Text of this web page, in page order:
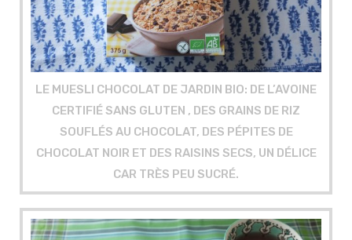
LE MUESLI CHOCOLAT DE JARDIN BIO: DE L’AVOINE
CERTIFIÉ SANS GLUTEN , DES GRAINS DE RIZ
SOUFLÉS AU CHOCOLAT, DES PÉPITES DE
CHOCOLAT NOIR ET DES RAISINS SECS, UN DÉLICE
CAR TRÈS PEU SUCRÉ.